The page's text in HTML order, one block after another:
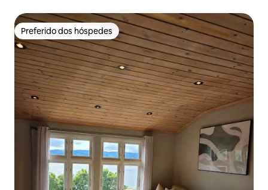
Preferido dos hóspedes
Preferido dos hóspedes